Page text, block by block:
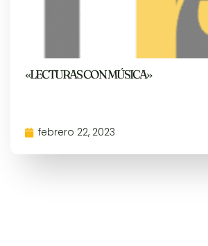
«LECTURAS CON MÚSICA»
febrero 22, 2023